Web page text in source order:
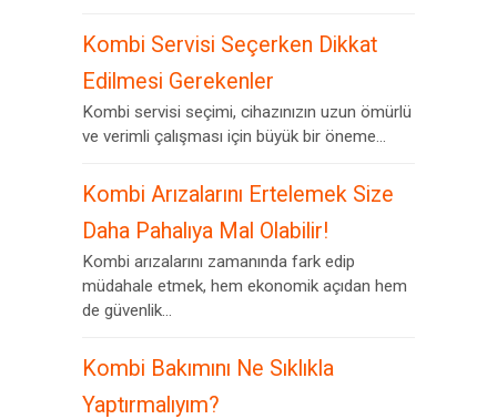
Kombi Servisi Seçerken Dikkat
Edilmesi Gerekenler
Kombi servisi seçimi, cihazınızın uzun ömürlü
ve verimli çalışması için büyük bir öneme...
Kombi Arızalarını Ertelemek Size
Daha Pahalıya Mal Olabilir!
Kombi arızalarını zamanında fark edip
müdahale etmek, hem ekonomik açıdan hem
de güvenlik...
Kombi Bakımını Ne Sıklıkla
Yaptırmalıyım?